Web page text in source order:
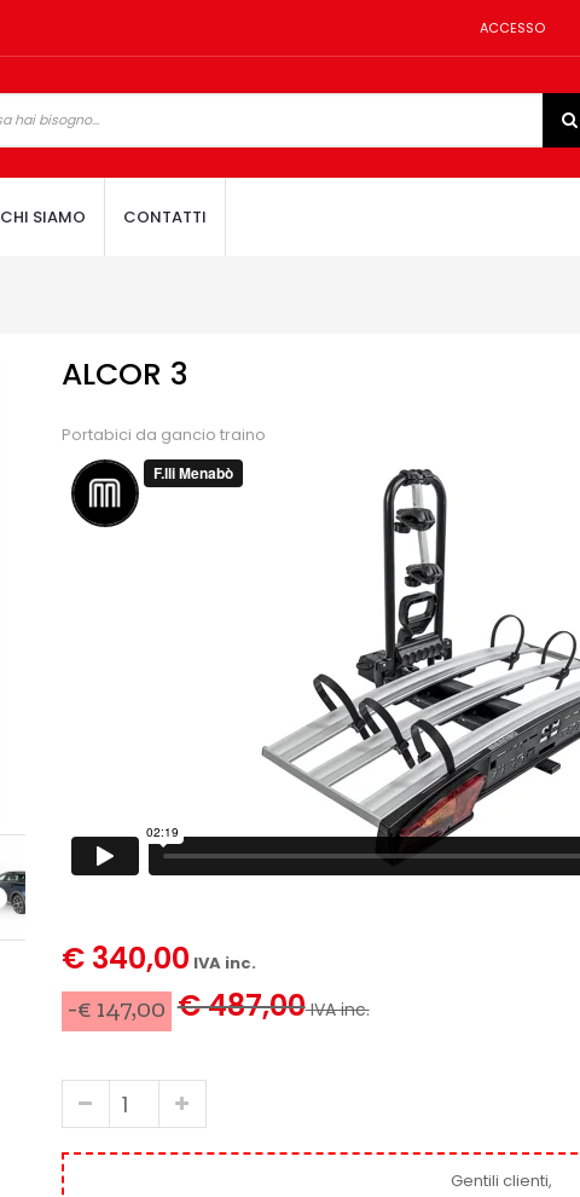
ACCESSO
CHI SIAMO CONTATTI
ALCOR 3
Portabici da gancio traino
€ 340,00 IVA inc.
-€ 147,00 € 487,00IVA inc.
Gentili clienti,